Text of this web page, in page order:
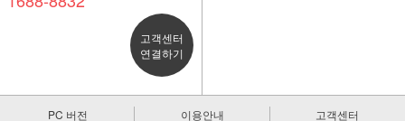
고객센터
연결하기
PC 버전 이용안내 고객센터